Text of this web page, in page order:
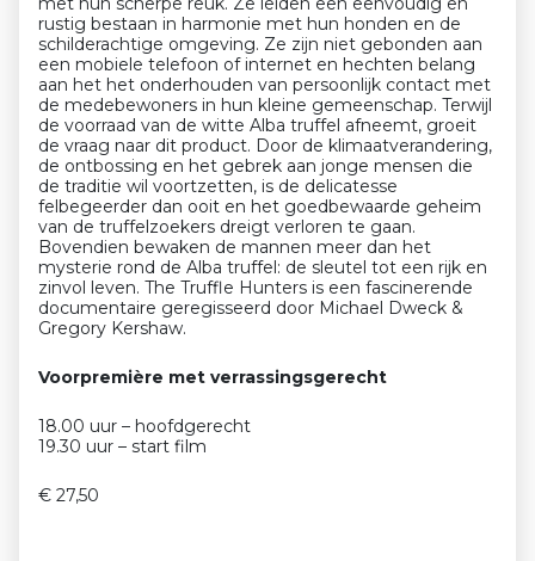
rustig bestaan in harmonie met hun honden en de
schilderachtige omgeving. Ze zijn niet gebonden aan
een mobiele telefoon of internet en hechten belang
aan het het onderhouden van persoonlijk contact met
de medebewoners in hun kleine gemeenschap. Terwijl
de voorraad van de witte Alba truffel afneemt, groeit
de vraag naar dit product. Door de klimaatverandering,
de ontbossing en het gebrek aan jonge mensen die
de traditie wil voortzetten, is de delicatesse
felbegeerder dan ooit en het goedbewaarde geheim
van de truffelzoekers dreigt verloren te gaan.
Bovendien bewaken de mannen meer dan het
mysterie rond de Alba truffel: de sleutel tot een rijk en
zinvol leven. The Truffle Hunters is een fascinerende
documentaire geregisseerd door Michael Dweck &
Gregory Kershaw.
Voorpremière met verrassingsgerecht
18.00 uur – hoofdgerecht
19.30 uur – start film
€ 27,50